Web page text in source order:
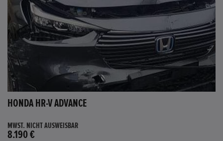
HONDA HR-V ADVANCE
MWST. NICHT AUSWEISBAR
8.190 €